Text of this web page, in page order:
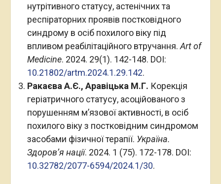
нутрітивного статусу, астенічних та
респіраторних проявів постковідного
синдрому в осіб похилого віку під
впливом реабілітаційного втручання. Art of
Medicine. 2024. 29(1). 142-148. DOI:
10.21802/artm.2024.1.29.142.
Ракаєва А.Є., Аравіцька М.Г. Корекція
геріатричного статусу, асоційованого з
порушенням м’язової активності, в осіб
похилого віку з постковідним синдромом
засобами фізичної терапії. Україна.
Здоров’я нації. 2024. 1 (75). 172-178. DOI:
10.32782/2077-6594/2024.1/30.